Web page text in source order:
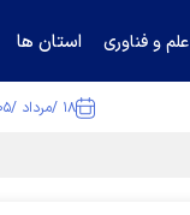
علم و فناوری استان ها
۱۸ /مرداد /۱۴۰۵